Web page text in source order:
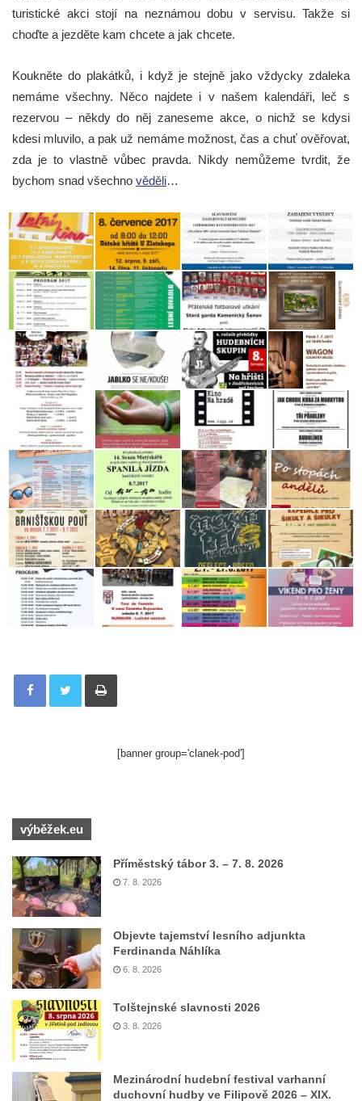
turistické akci stojí na neznámou dobu v servisu. Takže si
choďte a jezděte kam chcete a jak chcete.
Koukněte do plakátků, i když je stejně jako vždycky zdaleka
nemáme všechny. Něco najdete i v našem kalendáři, leč s
rezervou – někdy do něj zaneseme akce, o nichž se kdysi
kdesi mluvilo, a pak už nemáme možnost, čas a chuť ověřovat,
zda je to vlastně vůbec pravda. Nikdy nemůžeme tvrdit, že
bychom snad všechno věděli…
Tisknout
[banner group='clanek-pod']
výběžek.eu
Příměstský tábor 3. – 7. 8. 2026
7. 8. 2026
Objevte tajemství lesního adjunkta
Ferdinanda Náhlíka
6. 8. 2026
Tolštejnské slavnosti 2026
3. 8. 2026
Mezinárodní hudební festival varhanní
duchovní hudby ve Filipově 2026 – XIX.